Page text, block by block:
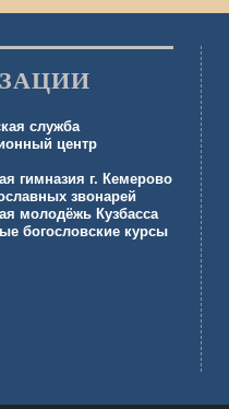
служба
центр
гимназия г. Кемерово
звонарей
молодёжь Кузбасса
богословские курсы